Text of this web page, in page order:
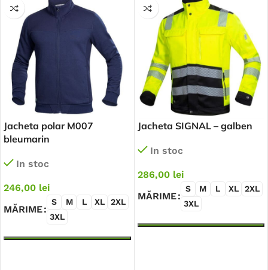
Jacheta polar M007
bleumarin
In stoc
246,00 lei
MĂRIME
S M L XL
2XL
3XL
Jacheta SIGNAL – galben
In stoc
286,00 lei
MĂRIME
S M L XL
2XL
3XL